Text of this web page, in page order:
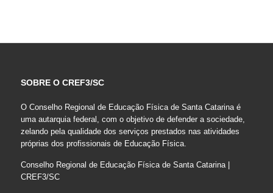
SOBRE O CREF3/SC
O Conselho Regional de Educação Física de Santa Catarina é
uma autarquia federal, com o objetivo de defender a sociedade,
zelando pela qualidade dos serviços prestados nas atividades
próprias dos profissionais de Educação Física.
Conselho Regional de Educação Física de Santa Catarina |
CREF3/SC